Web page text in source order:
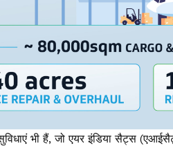
सुविधाएं भी हैं, जो एयर इंडिया सैट्स